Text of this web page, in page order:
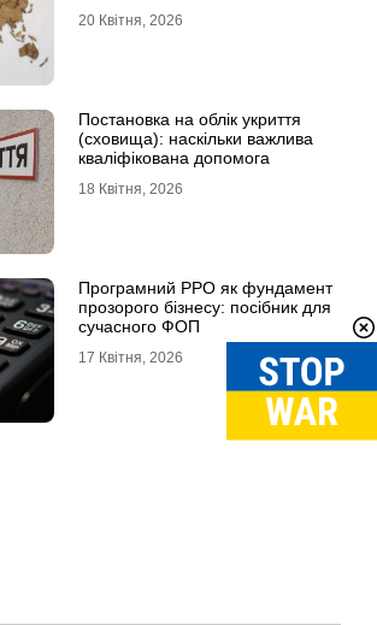
20 Квітня, 2026
Постановка на облік укриття
(сховища): наскільки важлива
кваліфікована допомога
18 Квітня, 2026
Програмний РРО як фундамент
прозорого бізнесу: посібник для
сучасного ФОП
17 Квітня, 2026